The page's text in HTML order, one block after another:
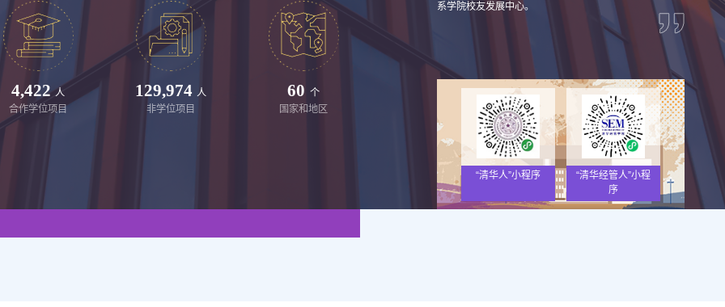
4,422 人
合作学位项目
129,974 人
非学位项目
60 个
国家和地区
系学院校友发展中心。
“清华人”小程序
“清华经管人”小程
序